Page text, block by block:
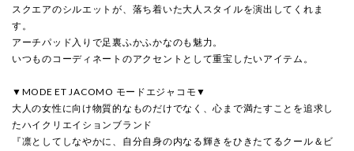
スクエアのシルエットが、落ち着いた大人スタイルを演出してくれま
す。
アーチパッド入りで足裏ふかふかなのも魅力。
いつものコーディネートのアクセントとして重宝したいアイテム。
▼MODE ET JACOMO モードエジャコモ▼
大人の女性に向け物質的なものだけでなく、心まで満たすことを追求し
たハイクリエイションブランド
『凛としてしなやかに、自分自身の内なる輝きをひきたてるクール＆ビ